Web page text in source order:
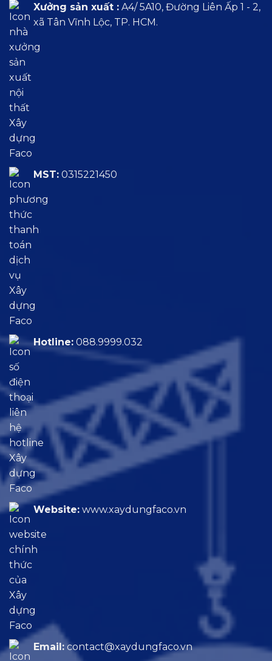
Xưởng sản xuất : A4/ 5A10, Đường Liên Ấp 1 - 2,
xã Tân Vĩnh Lộc, TP. HCM.
MST: 0315221450
Hotline: 088.9999.032
Website: www.xaydungfaco.vn
Email: contact@xaydungfaco.vn